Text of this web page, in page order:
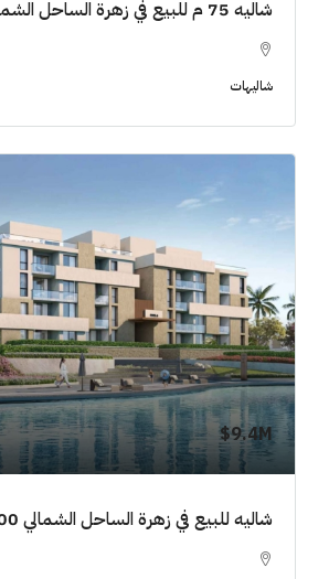
شاليه 75 م للبيع في زهرة الساحل الشمالي
شاليهات
9.4M$
شاليه للبيع في زهرة الساحل الشمالي 100 م